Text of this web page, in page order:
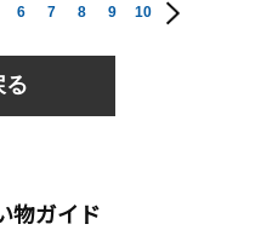
6 7 8 9 10
る
物ガイド